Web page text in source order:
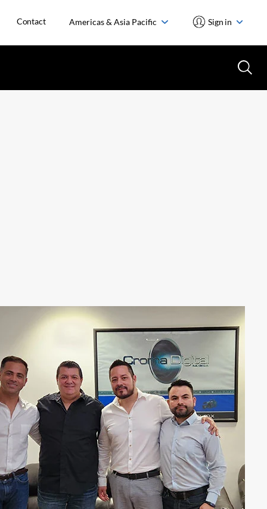
Contact Americas & Asia Pacific Sign in